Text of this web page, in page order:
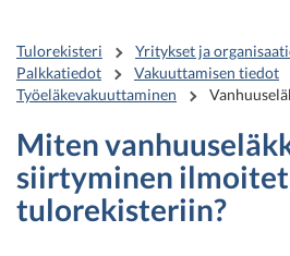
Tulorekisteri Yritykset ja
Palkkatiedot
Vakuuttamisen tiedot
Työeläkevakuuttaminen
Miten
siirtyminen
tulorekisteriin?